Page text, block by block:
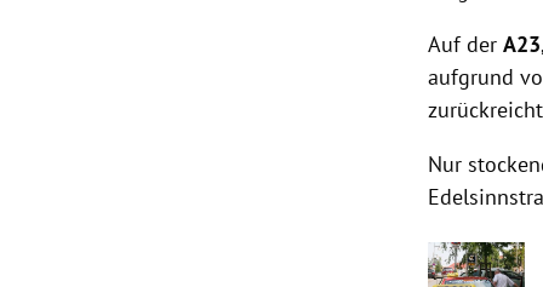
Auf der
aufgrund
Nur